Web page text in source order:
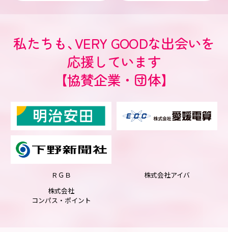
私たちも、VERY GOODな出会いを
応援しています
【協賛企業・団体】
ＲＧＢ
株式会社アイバ
株式会社
コンパス・ポイント